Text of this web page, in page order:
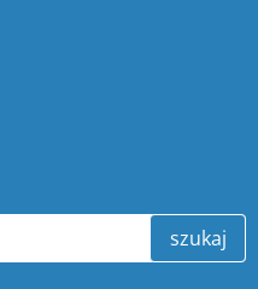
szukaj